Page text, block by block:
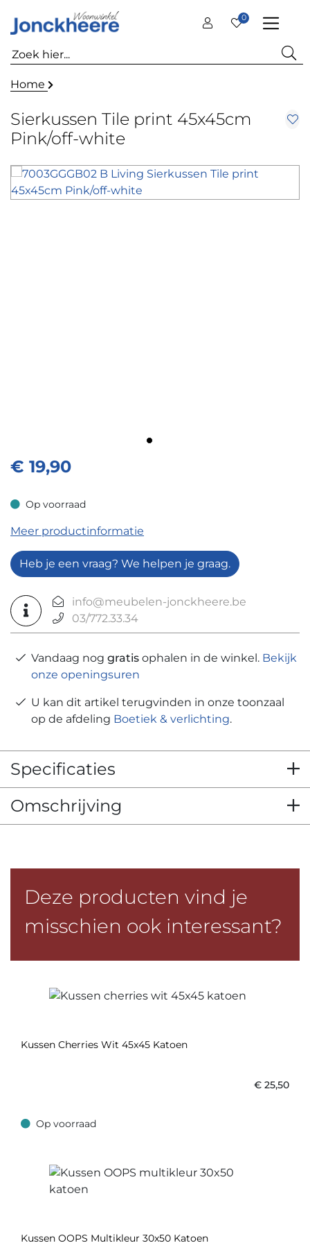
0
Home
Sierkussen Tile print 45x45cm
Pink/off-white
€ 19,90
Op voorraad
Op voorraad
Meer productinformatie
Heb je een vraag? We helpen je graag.
info@meubelen-jonckheere.be
03/772.33.34
Vandaag nog gratis ophalen in de winkel. Bekijk
onze openingsuren
U kan dit artikel terugvinden in onze toonzaal
op de afdeling Boetiek & verlichting.
Specificaties
Omschrijving
Deze producten vind je
misschien ook interessant?
Kussen Cherries Wit 45x45 Katoen
€ 25,50
Op voorraad
Op voorraad
Kussen OOPS Multikleur 30x50 Katoen